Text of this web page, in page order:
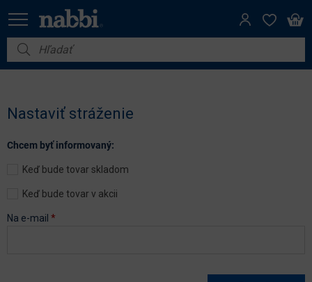
Nábytok
Dom a záhrada
Akcie
Nastaviť stráženie
Chcem byť informovaný:
Keď bude tovar skladom
Keď bude tovar v akcii
Na e-mail *